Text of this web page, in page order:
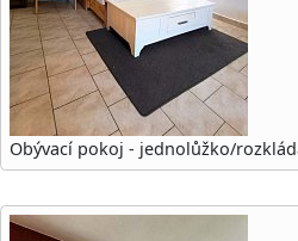
Obývací pokoj - jednolůžko/